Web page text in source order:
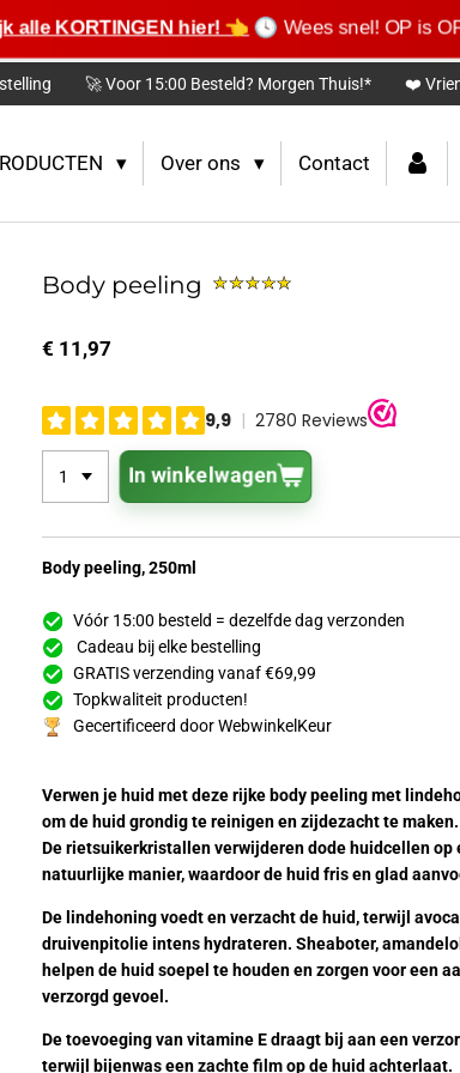
alle KORTINGEN hier! 👈 🕓 Wees snel! OP is
🚀 Voor 15:00 Besteld? Morgen Thuis!* ❤️
Over ons Contact
Body peeling
€ 11,97
In winkelwagen
Body peeling, 250ml
Vóór 15:00 besteld = dezelfde dag verzonden
Cadeau bij elke bestelling
GRATIS verzending vanaf €69,99
Topkwaliteit producten!
Gecertificeerd door WebwinkelKeur
Verwen je huid met deze rijke body peeling met
om de huid grondig te reinigen en zijdezacht te maken.
De rietsuikerkristallen verwijderen dode huidcellen op
natuurlijke manier, waardoor de huid fris en glad
De lindehoning voedt en verzacht de huid, terwijl
druivenpitolie intens hydrateren. Sheaboter,
helpen de huid soepel te houden en zorgen voor een
verzorgd gevoel.
De toevoeging van vitamine E draagt bij aan een
terwijl bijenwas een zachte film op de huid achterlaat.